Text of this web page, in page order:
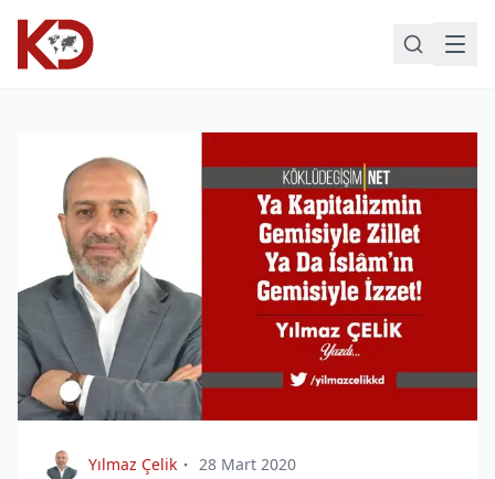
Yılmaz Çelik 28 Mart 2020